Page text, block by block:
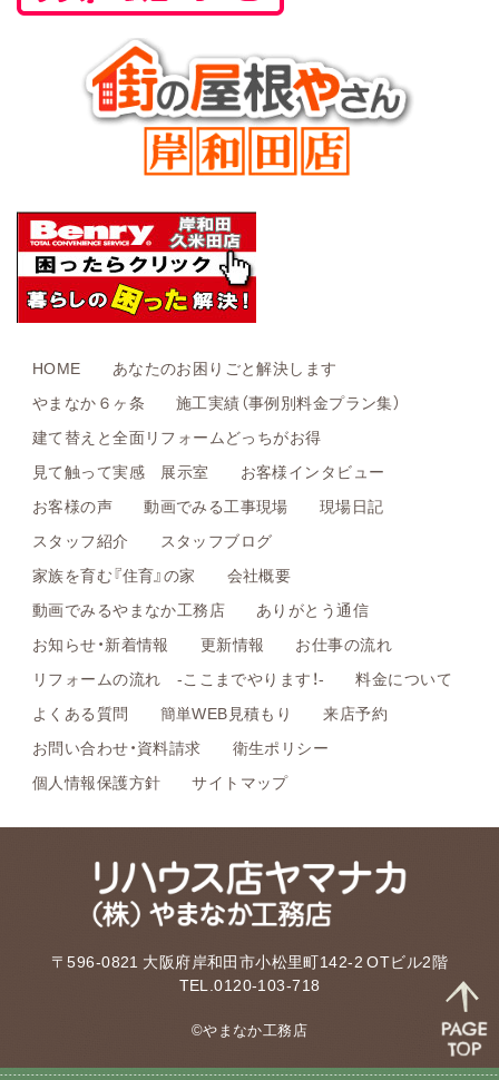
HOME
あなたのお困りごと解決します
やまなか６ヶ条
施工実績（事例別料金プラン集）
建て替えと全面リフォームどっちがお得
見て触って実感 展示室
お客様インタビュー
お客様の声
動画でみる工事現場
現場日記
スタッフ紹介
スタッフブログ
家族を育む『住育』の家
会社概要
動画でみるやまなか工務店
ありがとう通信
お知らせ・新着情報
更新情報
お仕事の流れ
リフォームの流れ -ここまでやります！-
料金について
よくある質問
簡単WEB見積もり
来店予約
お問い合わせ・資料請求
衛生ポリシー
個人情報保護方針
サイトマップ
〒596-0821 大阪府岸和田市小松里町142-2 OTビル2階
TEL.0120-103-718
©やまなか工務店